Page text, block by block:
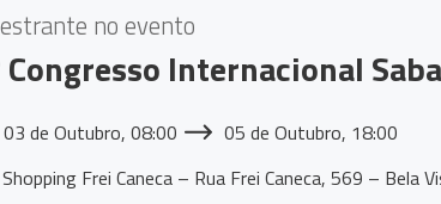
no evento
Congresso Internacional
03 de Outubro, 08:00
05 de Outubro, 18:00
Shopping Frei Caneca – Rua Frei Caneca, 569 – Bela